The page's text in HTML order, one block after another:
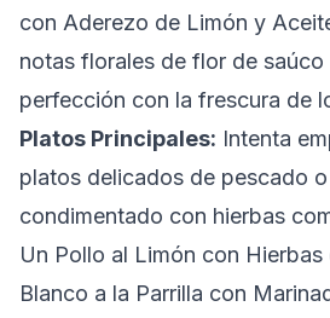
con Aderezo de Limón y
notas florales de flor de saúco
perfección con la frescura de
Platos Principales: Intenta
platos delicados de pescado
condimentado con hierbas
Un Pollo al Limón con Hierbas
Blanco a la Parrilla con